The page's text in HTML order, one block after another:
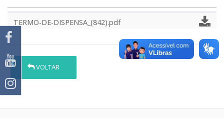
TERMO-DE-DISPENSA_(842).pdf
VOLTAR